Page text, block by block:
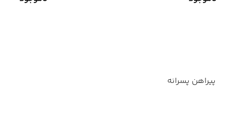
پیراهن پسرانه